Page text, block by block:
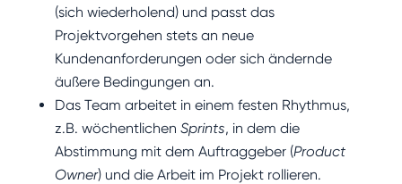
(sich wiederholend) und passt das
Projektvorgehen stets an neue
Kundenanforderungen oder sich ändernde
äußere Bedingungen an.
Das Team arbeitet in einem festen Rhythmus,
z.B. wöchentlichen Sprints, in dem die
Abstimmung mit dem Auftraggeber (Product
Owner) und die Arbeit im Projekt rollieren.